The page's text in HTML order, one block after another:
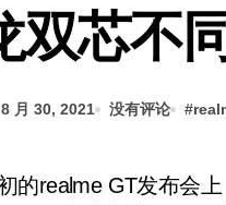
双芯不
8 月 30, 2021 没有评论 #